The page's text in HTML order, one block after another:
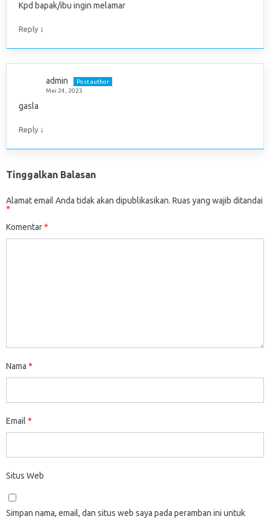
Kpd bapak/ibu ingin melamar
Reply ↓
admin
Post author
Mei 24, 2023
gasla
Reply ↓
Tinggalkan Balasan
Alamat email Anda tidak akan dipublikasikan. Ruas yang wajib ditandai
*
Komentar*
Nama *
Email *
Situs Web
Simpan nama, email, dan situs web saya pada peramban ini untuk